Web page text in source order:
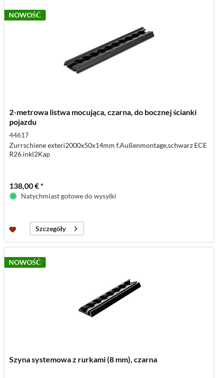
NOWOŚĆ
2-metrowa listwa mocująca, czarna, do bocznej ścianki
pojazdu
44617
Zurrschiene exteri2000x50x14mm f.Außenmontage,schwarz ECE
R26 inkl2Kap
138,00 € *
Natychmiast gotowe do wysyłki
Szczegóły
NOWOŚĆ
Szyna systemowa z rurkami (8 mm), czarna